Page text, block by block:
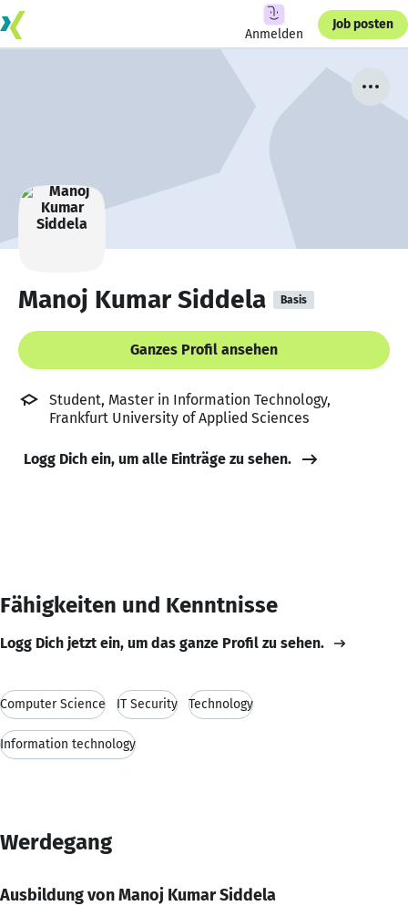
Anmelden
Job posten
Manoj Kumar Siddela Basis
Ganzes Profil ansehen
Student, Master in Information Technology,
Frankfurt University of Applied Sciences
Logg Dich ein, um alle Einträge zu sehen.
Fähigkeiten und Kenntnisse
Logg Dich jetzt ein, um das ganze Profil zu sehen.
Computer Science IT Security Technology
Information technology
Werdegang
Ausbildung von Manoj Kumar Siddela